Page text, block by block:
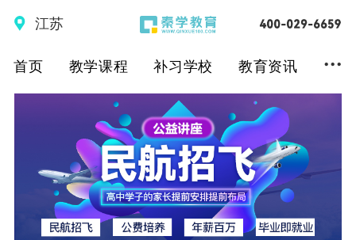
江苏
首页 教学课程 补习学校 教育资讯 ...